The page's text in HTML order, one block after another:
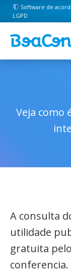
Software de
LGPD
Veja como
A consulta
utilidade
gratuita
conferencia.